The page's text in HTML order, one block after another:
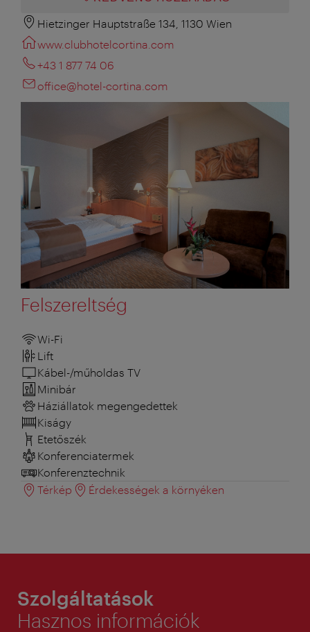
Hietzinger Hauptstraße 134, 1130 Wien
www.clubhotelcortina.com
+43 1 877 74 06
office@hotel-cortina.com
Felszereltség
Wi-Fi
Lift
Kábel-/műholdas TV
Minibár
Háziállatok megengedettek
Kiságy
Etetőszék
Konferenciatermek
Konferenztechnik
Térkép
Érdekességek a környéken
Szolgáltatások
Hasznos információk